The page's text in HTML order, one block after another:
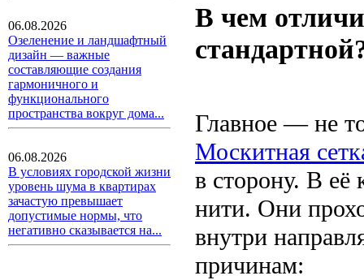
06.08.2026
Озеленение и ландшафтный
дизайн — важные
составляющие создания
гармоничного и
функционального
пространства вокруг дома...
06.08.2026
В условиях городской жизни
уровень шума в квартирах
зачастую превышает
допустимые нормы, что
негативно сказывается на...
В чем
Главное — не
Москитная
в сторону. В её
нити. Они
внутри
причинам: